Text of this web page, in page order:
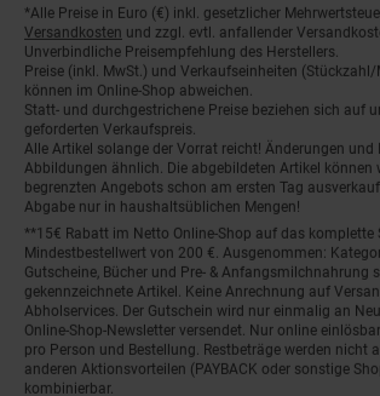
Fußnoten
*Alle Preise in Euro (€) inkl. gesetzlicher
Versandkosten und zzgl. evtl. anfallender
Unverbindliche Preisempfehlung des Herstellers.
Preise (inkl. MwSt.) und Verkaufseinheiten
können im Online-Shop abweichen.
Statt- und durchgestrichene Preise beziehen sich auf
geforderten Verkaufspreis.
Alle Artikel solange der Vorrat reicht! Änderungen und
Abbildungen ähnlich. Die abgebildeten Artikel können
begrenzten Angebots schon am ersten Tag
Abgabe nur in haushaltsüblichen Mengen!
**15€ Rabatt im Netto Online-Shop auf das komplette
Mindestbestellwert von 200 €. Ausgenommen:
Gutscheine, Bücher und Pre- & Anfangsmilchnahrung
gekennzeichnete Artikel. Keine Anrechnung auf
Abholservices. Der Gutschein wird nur einmalig an
Online-Shop-Newsletter versendet. Nur online
pro Person und Bestellung. Restbeträge werden nicht
anderen Aktionsvorteilen (PAYBACK oder sonstige
kombinierbar.